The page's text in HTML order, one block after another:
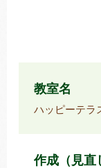
教室名
ハッピーテラ
作成（見直